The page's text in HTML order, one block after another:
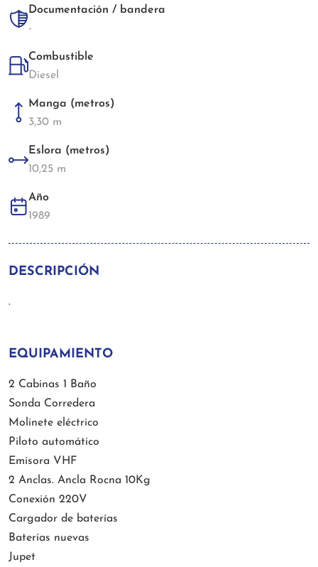
Documentación / bandera
-
Combustible
Diesel
Manga (metros)
3,30 m
Eslora (metros)
10,25 m
Año
1989
DESCRIPCIÓN
.
EQUIPAMIENTO
2 Cabinas 1 Baño
Sonda Corredera
Molinete eléctrico
Piloto automático
Emisora VHF
2 Anclas. Ancla Rocna 10Kg
Conexión 220V
Cargador de baterías
Baterías nuevas
Jupet